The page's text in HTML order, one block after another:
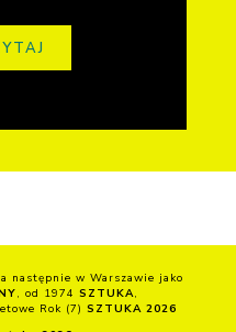
następnie w Warszawie jako
, od 1974 SZTUKA,
Rok (7)SZTUKA 2026